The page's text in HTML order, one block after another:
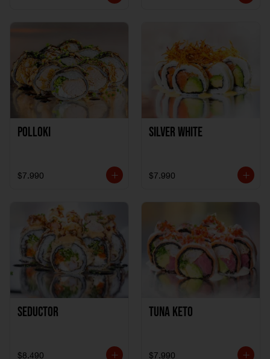
Polloki
$7.990
SILVER WHITE
$7.990
Seductor
$8.490
TUNA KETO
$7.990